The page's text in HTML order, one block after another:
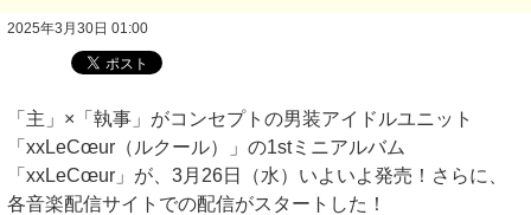
2025年3月30日 01:00
「主」×「執事」がコンセプトの男装アイドルユニット
「xxLeCœur（ルクール）」の1stミニアルバム
「xxLeCœur」が、3月26日（水）いよいよ発売！さらに、
各音楽配信サイトでの配信がスタートした！